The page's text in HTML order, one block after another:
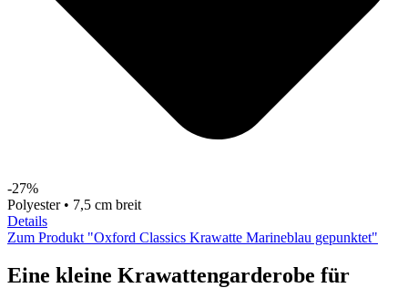
-27%
Polyester • 7,5 cm breit
Details
Zum Produkt "Oxford Classics Krawatte Marineblau gepunktet"
Eine kleine Krawattengarderobe für